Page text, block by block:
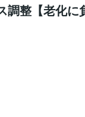
調整【老化